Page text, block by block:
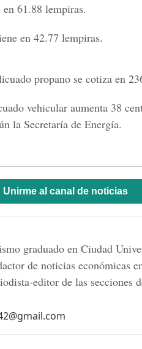
61.88 lempiras.
en 42.77 lempiras.
propano se cotiza en
vehicular aumenta 38
la Secretaría de Energía.
Unirme al canal de noticias
graduado en Ciudad
de noticias económicas
editor de las secciones